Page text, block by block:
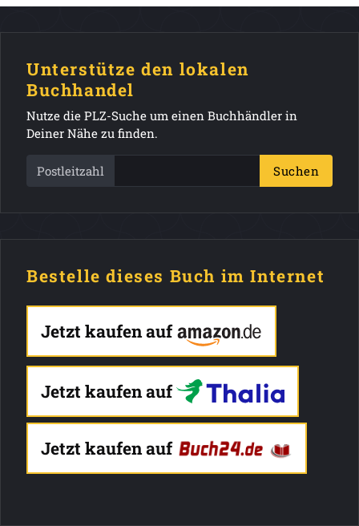
Unterstütze den lokalen
Buchhandel
Nutze die PLZ-Suche um einen Buchhändler in
Deiner Nähe zu finden.
Postleitzahl Suchen
Bestelle dieses Buch im Internet
Jetzt kaufen auf
Jetzt kaufen auf
Jetzt kaufen auf